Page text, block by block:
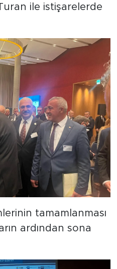
ile istişarelerde
tamamlanması
ardından sona